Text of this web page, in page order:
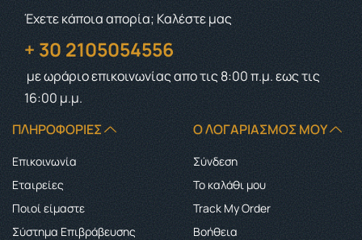
Έχετε κάποια απορία; Καλέστε μας
+ 30 2105054556
με ωράριο επικοινωνίαςαπο τις 8:00 π.μ. εως τις
16:00 μ.μ.
ΠΛΗΡΟΦΟΡΊΕΣ
Επικοινωνία
Εταιρείες
Ποιοί είμαστε
Σύστημα Επιβράβευσης
Ο ΛΟΓΑΡΙΑΣΜΌΣ ΜΟΥ
Σύνδεση
Το καλάθι μου
Track My Order
Boήθεια